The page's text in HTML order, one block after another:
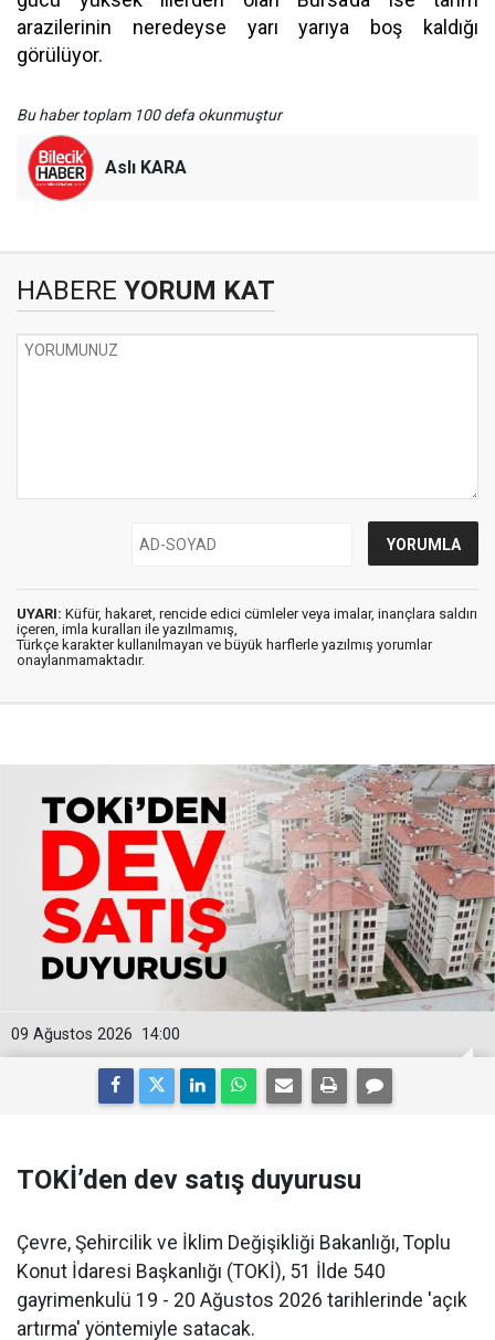
arazilerinin neredeyse yarı yarıya boş kaldığı
görülüyor.
Bu haber toplam 100 defa okunmuştur
Aslı KARA
HABERE YORUM KAT
UYARI: Küfür, hakaret, rencide edici cümleler veya imalar, inançlara saldırı
içeren, imla kuralları ile yazılmamış,
Türkçe karakter kullanılmayan ve büyük harflerle yazılmış yorumlar
onaylanmamaktadır.
14:00
09 Ağustos 2026
TOKİ’den dev satış duyurusu
Çevre, Şehircilik ve İklim Değişikliği Bakanlığı, Toplu
Konut İdaresi Başkanlığı (TOKİ), 51 İlde 540
gayrimenkulü 19 - 20 Ağustos 2026 tarihlerinde 'açık
artırma' yöntemiyle satacak.